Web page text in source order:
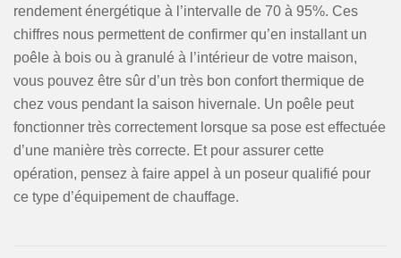
rendement énergétique à l’intervalle de 70 à 95%. Ces
chiffres nous permettent de confirmer qu’en installant un
poêle à bois ou à granulé à l’intérieur de votre maison,
vous pouvez être sûr d’un très bon confort thermique de
chez vous pendant la saison hivernale. Un poêle peut
fonctionner très correctement lorsque sa pose est effectuée
d’une manière très correcte. Et pour assurer cette
opération, pensez à faire appel à un poseur qualifié pour
ce type d’équipement de chauffage.